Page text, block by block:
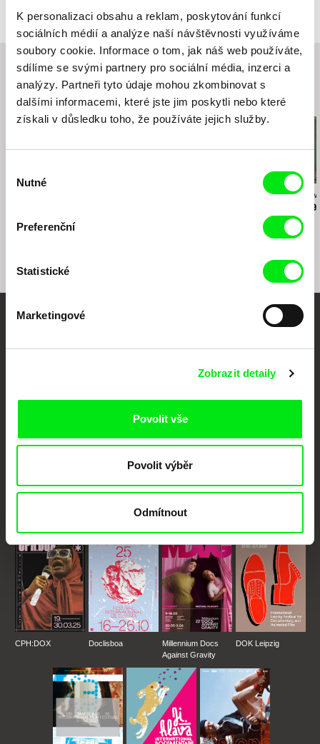
K personalizaci obsahu a reklam, poskytování funkcí
sociálních médií a analýze naší návštěvnosti využíváme
soubory cookie. Informace o tom, jak náš web používáte,
sdílíme se svými partnery pro sociální média, inzerci a
analýzy. Partneři tyto údaje mohou zkombinovat s
dalšími informacemi, které jste jim poskytli nebo které
získali v důsledku toho, že používáte jejich služby.
souhlasu
Nutné
Preferenční
Statistické
Marketingové
Zobrazit detaily
Povolit vše
Povolit výběr
Odmítnout
Související filmy (20)
Again
Anja
Spát s
festivalů dokumentárního filmu sdružených do Doc Alliance. Naším cílem je
podporovat kvalitní autorské filmy.
Členové Doc Alliance
CPH:DOX Doclisboa
Millennium Docs
Against Gravity
DOK Leipzig